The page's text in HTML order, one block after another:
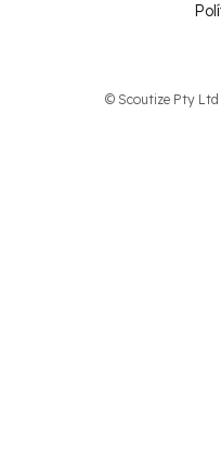
© Scoutize Pty Ltd